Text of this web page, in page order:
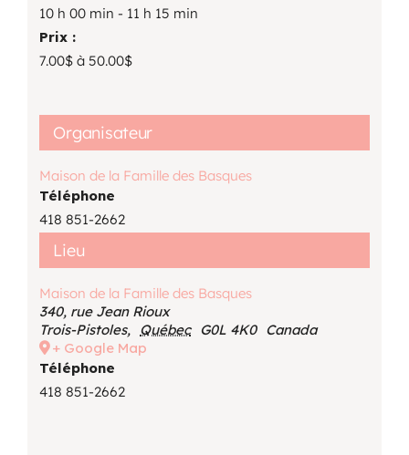
10 h 00 min - 11 h 15 min
Prix :
7.00$ à 50.00$
Lieu
Maison de la Famille des Basques
340, rue Jean Rioux
Trois-Pistoles, Québec G0L 4K0 Canada
+ Google Map
Téléphone
418 851-2662
Organisateur
Maison de la Famille des Basques
Téléphone
418 851-2662